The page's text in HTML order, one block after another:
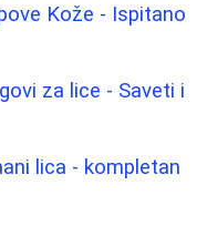
Kože - Ispitano
za lice - Saveti i
lica - kompletan